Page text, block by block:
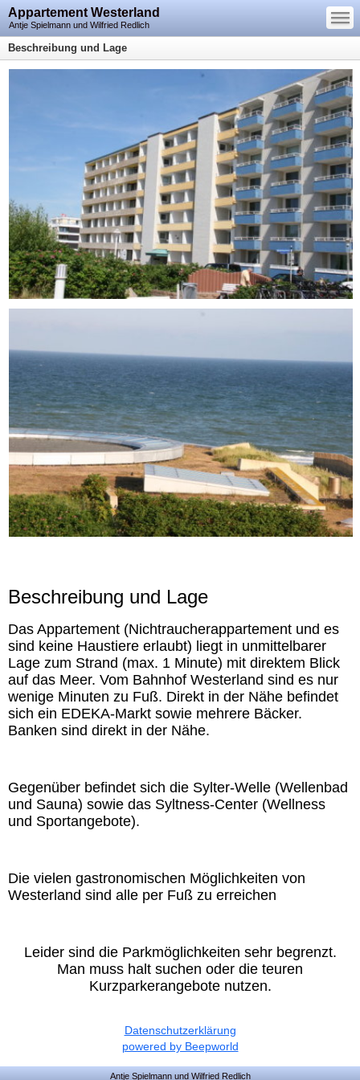
Appartement Westerland
Antje Spielmann und Wilfried Redlich
—
—
—
Beschreibung und Lage
Beschreibung und Lage
Das Appartement (Nichtraucherappartement und es
sind keine Haustiere erlaubt) liegt in unmittelbarer
Lage zum Strand (max. 1 Minute) mit direktem Blick
auf das Meer. Vom Bahnhof Westerland sind es nur
wenige Minuten zu Fuß. Direkt in der Nähe befindet
sich ein EDEKA-Markt sowie mehrere Bäcker.
Banken sind direkt in der Nähe.
Gegenüber befindet sich die Sylter-Welle (Wellenbad
und Sauna) sowie das Syltness-Center (Wellness
und Sportangebote).
Die vielen gastronomischen Möglichkeiten von
Westerland sind alle per Fuß zu erreichen
Leider sind die Parkmöglichkeiten sehr begrenzt.
Man muss halt suchen oder die teuren
Kurzparkerangebote nutzen.
Datenschutzerklärung
powered by Beepworld
Antje Spielmann und Wilfried Redlich